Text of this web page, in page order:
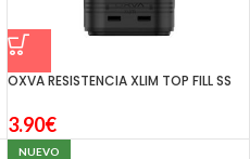
OXVA RESISTENCIA XLIM TOP FILL SS
3.90€
NUEVO